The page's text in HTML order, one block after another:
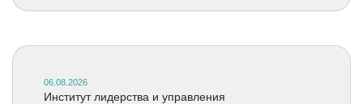
06.08.2026
Институт лидерства и управления